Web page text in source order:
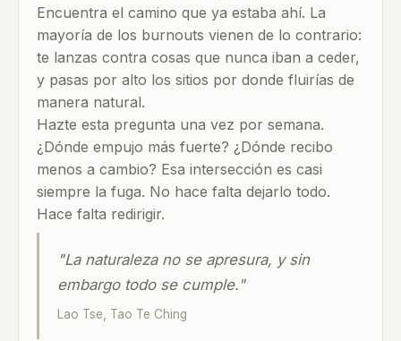
Encuentra el camino que ya estaba ahí. La
mayoría de los burnouts vienen de lo contrario:
te lanzas contra cosas que nunca iban a ceder,
y pasas por alto los sitios por donde fluirías de
manera natural.
Hazte esta pregunta una vez por semana.
¿Dónde empujo más fuerte? ¿Dónde recibo
menos a cambio? Esa intersección es casi
siempre la fuga. No hace falta dejarlo todo.
Hace falta redirigir.
"La naturaleza no se apresura, y sin
embargo todo se cumple."
Lao Tse, Tao Te Ching